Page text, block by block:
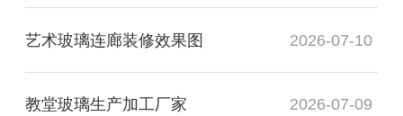
艺术玻璃连廊装修效果图 2026-07-10
教堂玻璃生产加工厂家 2026-07-09